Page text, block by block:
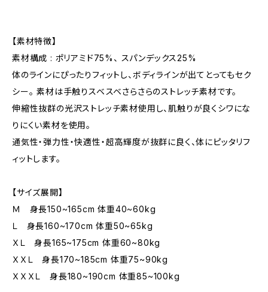
【素材特徴】
素材構成 : ポリアミド75%、 スパンデックス25%
体のラインにぴったりフィットし、ボディラインが出てとってもセク
シー。 素材は手触りスベスベさらさらのストレッチ素材です。
伸縮性抜群の光沢ストレッチ素材使用し、肌触りが良くシワにな
りにくい素材を使用。
通気性・弾力性・快適性・超高輝度が抜群に良く、体にピッタリフ
ィットします。
【サイズ展開】
Ｍ 身長150~165cm 体重40~60kg
Ｌ 身長160~170cm 体重50~65kg
ＸＬ 身長165~175cm 体重60~80kg
ＸＸＬ 身長170~185cm 体重75~90kg
ＸＸＸＬ 身長180~190cm 体重85~100kg